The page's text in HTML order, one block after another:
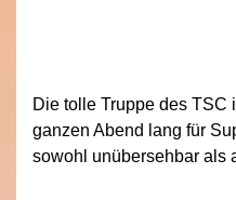
Die tolle Truppe des TSC
ganzen Abend lang für
sowohl unübersehbar als